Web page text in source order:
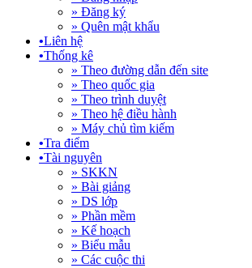
» Đăng ký
» Quên mật khẩu
•Liên hệ
•Thống kê
» Theo đường dẫn đến site
» Theo quốc gia
» Theo trình duyệt
» Theo hệ điều hành
» Máy chủ tìm kiếm
•Tra điểm
•Tài nguyên
» SKKN
» Bài giảng
» DS lớp
» Phần mềm
» Kế hoạch
» Biểu mẫu
» Các cuộc thi